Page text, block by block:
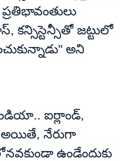
కన్సిస్టెన్సీతో జట్టులో
అని
ఐర్లాండ్,
అయితే, నేరుగా
ఉండేందుకు